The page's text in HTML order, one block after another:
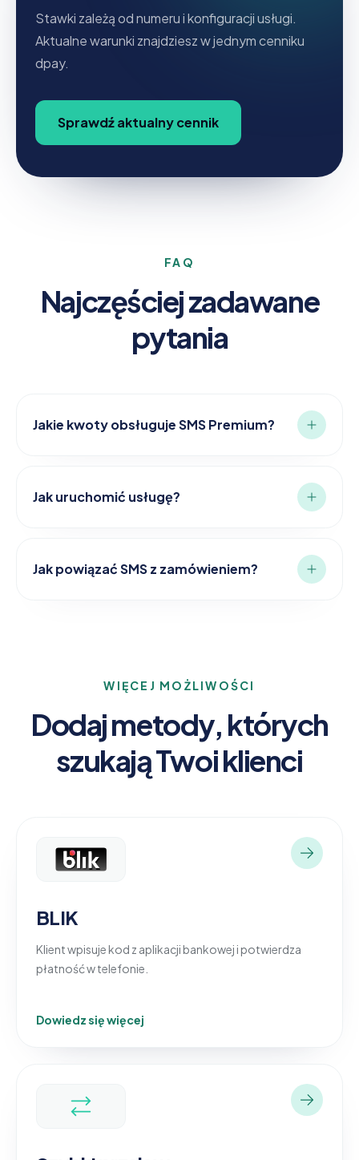
Stawki zależą od numeru i konfiguracji usługi.
Aktualne warunki znajdziesz w jednym cenniku
dpay.
Sprawdź aktualny cennik
FAQ
Najczęściej zadawane
pytania
Jakie kwoty obsługuje SMS Premium?
Jak uruchomić usługę?
Jak powiązać SMS z zamówieniem?
WIĘCEJ MOŻLIWOŚCI
Dodaj metody, których
szukają Twoi klienci
BLIK
Klient wpisuje kod z aplikacji bankowej i potwierdza
płatność w telefonie.
Dowiedz się więcej